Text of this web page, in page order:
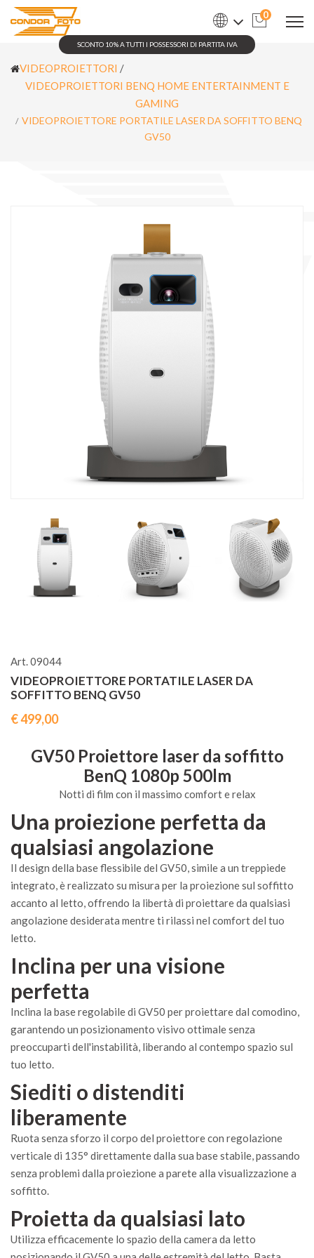
SCONTO 10% A TUTTI I POSSESSORI DI PARTITA IVA
0
VIDEOPROIETTORI /
VIDEOPROIETTORI BENQ HOME ENTERTAINMENT E
GAMING
VIDEOPROIETTORE PORTATILE LASER DA SOFFITTO BENQ
GV50
Art. 09044
VIDEOPROIETTORE PORTATILE LASER DA
SOFFITTO BENQ GV50
€ 499,00
GV50 Proiettore laser da soffitto
BenQ 1080p 500lm
Notti di film con il massimo comfort e relax
Una proiezione perfetta da
qualsiasi angolazione
Il design della base flessibile del GV50, simile a un treppiede
integrato, è realizzato su misura per la proiezione sul soffitto
accanto al letto, offrendo la libertà di proiettare da qualsiasi
angolazione desiderata mentre ti rilassi nel comfort del tuo
letto.
Inclina per una visione
perfetta
Inclina la base regolabile di GV50 per proiettare dal comodino,
garantendo un posizionamento visivo ottimale senza
preoccuparti dell'instabilità, liberando al contempo spazio sul
tuo letto.
Siediti o distenditi
liberamente
Ruota senza sforzo il corpo del proiettore con regolazione
verticale di 135° direttamente dalla sua base stabile, passando
senza problemi dalla proiezione a parete alla visualizzazione a
soffitto.
Proietta da qualsiasi lato
Utilizza efficacemente lo spazio della camera da letto